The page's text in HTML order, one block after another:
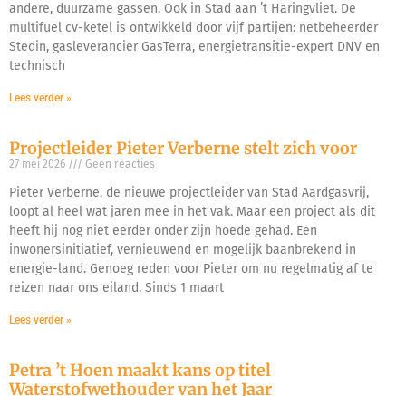
andere, duurzame gassen. Ook in Stad aan ’t Haringvliet. De
multifuel cv-ketel is ontwikkeld door vijf partijen: netbeheerder
Stedin, gasleverancier GasTerra, energietransitie-expert DNV en
technisch
Lees verder »
Projectleider Pieter Verberne stelt zich voor
27 mei 2026 Geen reacties
Pieter Verberne, de nieuwe projectleider van Stad Aardgasvrij,
loopt al heel wat jaren mee in het vak. Maar een project als dit
heeft hij nog niet eerder onder zijn hoede gehad. Een
inwonersinitiatief, vernieuwend en mogelijk baanbrekend in
energie-land. Genoeg reden voor Pieter om nu regelmatig af te
reizen naar ons eiland. Sinds 1 maart
Lees verder »
Petra ’t Hoen maakt kans op titel
Waterstofwethouder van het Jaar